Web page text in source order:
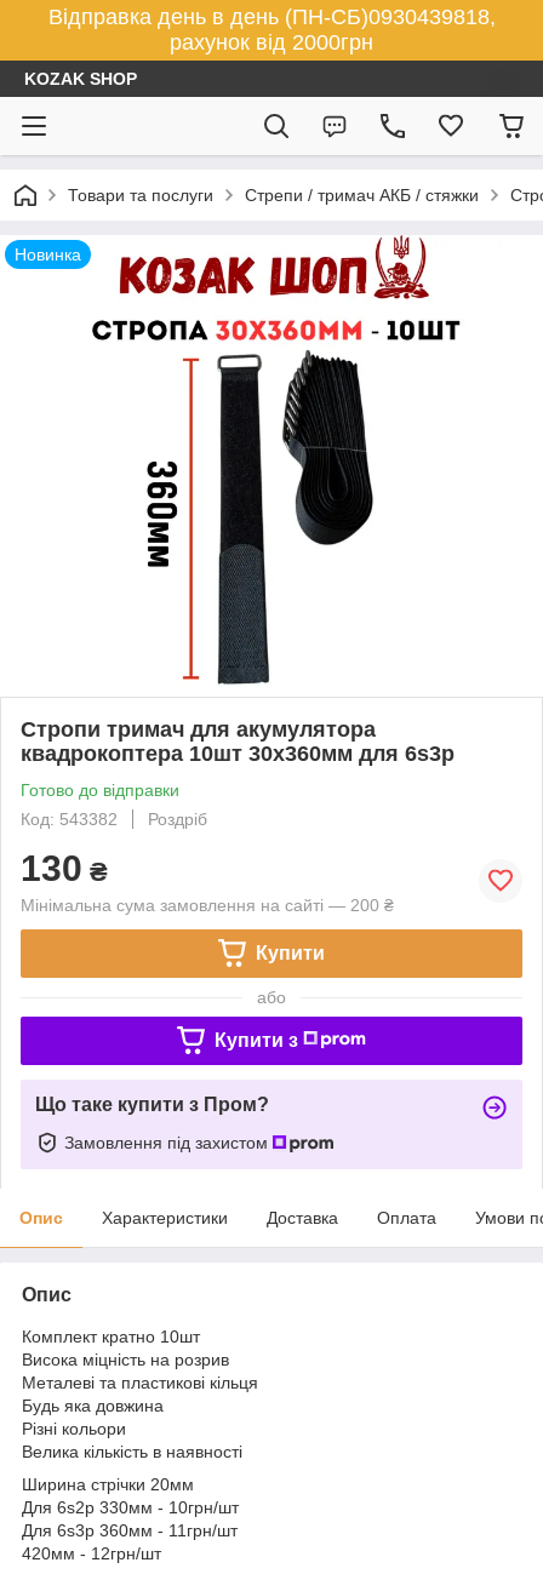
Відправка день в день (ПН-СБ)0930439818,
рахунок від 2000грн
KOZAK SHOP
Товари та послуги Стрепи / тримач АКБ / стяжки
Новинка
Стропи тримач для акумулятора
квадрокоптера 10шт 30х360мм для 6s3p
Готово до відправки
Код: 543382
Роздріб
130 ₴
Мінімальна сума замовлення на сайті — 200 ₴
Купити
або
Купити з
Що таке купити з Пром?
Замовлення під захистом
Опис Характеристики Доставка Оплата Умови
Опис
Комплект кратно 10шт
Висока міцність на розрив
Металеві та пластикові кільця
Будь яка довжина
Різні кольори
Велика кількість в наявності
Ширина стрічки 20мм
Для 6s2p 330мм - 10грн/шт
Для 6s3p 360мм - 11грн/шт
420мм - 12грн/шт